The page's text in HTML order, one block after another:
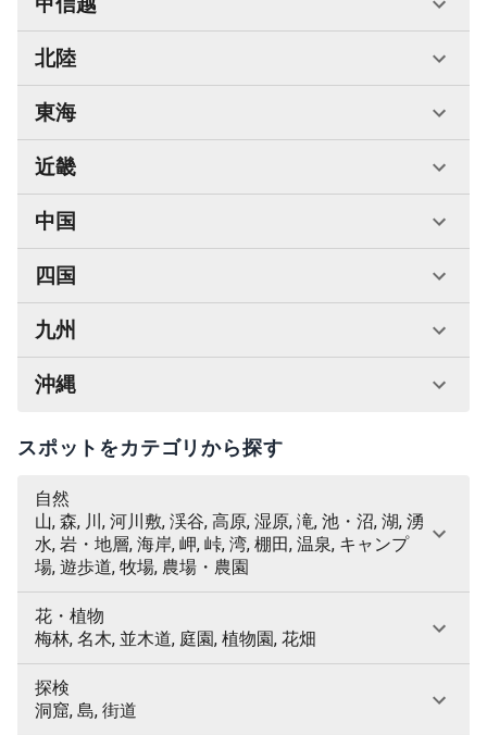
北陸
東海
近畿
中国
四国
九州
沖縄
スポットをカテゴリから探す
自然
山, 森, 川, 河川敷, 渓谷, 高原, 湿原, 滝, 池・沼, 湖, 湧
水, 岩・地層, 海岸, 岬, 峠, 湾, 棚田, 温泉, キャンプ
場, 遊歩道, 牧場, 農場・農園
花・植物
梅林, 名木, 並木道, 庭園, 植物園, 花畑
探検
洞窟, 島, 街道